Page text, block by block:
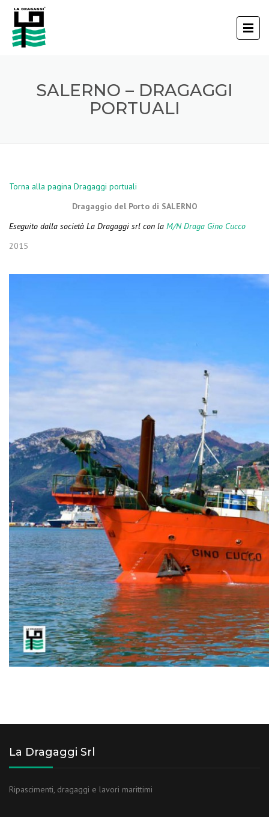
SALERNO – DRAGAGGI
PORTUALI
Torna alla pagina Dragaggi portuali
Dragaggio del Porto di SALERNO
Eseguito dalla società La Dragaggi srl con la M/N Draga Gino Cucco
2015
La Dragaggi Srl
Ripascimenti, dragaggi e lavori marittimi